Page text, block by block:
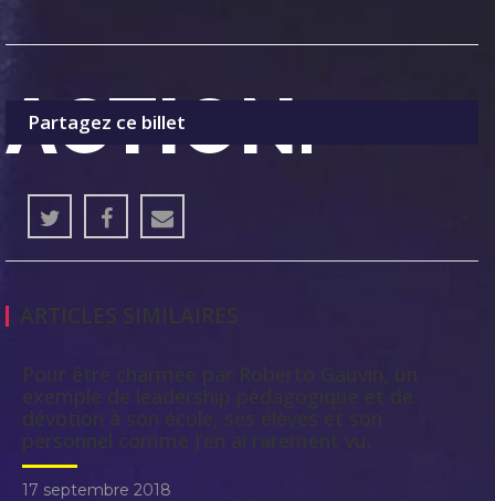
ACTION.
Partagez ce billet
ARTICLES SIMILAIRES
Pour être charmée par Roberto Gauvin, un
exemple de leadership pédagogique et de
dévotion à son école, ses élèves et son
personnel comme j’en ai rarement vu.
17 septembre 2018